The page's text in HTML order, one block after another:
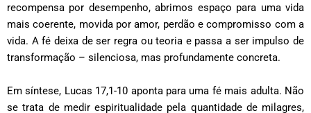
recompensa por desempenho, abrimos espaço para uma vida
mais coerente, movida por amor, perdão e compromisso com a
vida. A fé deixa de ser regra ou teoria e passa a ser impulso de
transformação – silenciosa, mas profundamente concreta.
Em síntese, Lucas 17,1-10 aponta para uma fé mais adulta. Não
se trata de medir espiritualidade pela quantidade de milagres,